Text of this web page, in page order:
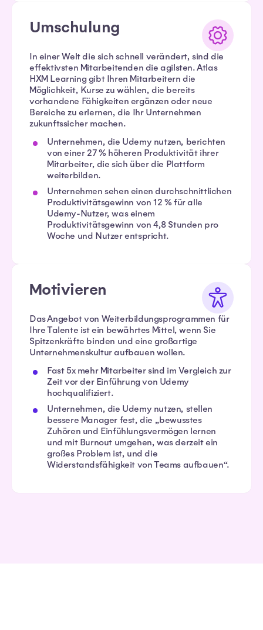
Umschulung
In einer Welt die sich schnell verändert, sind die
effektivsten Mitarbeitenden die agilsten. Atlas
HXM Learning gibt Ihren Mitarbeitern die
Möglichkeit, Kurse zu wählen, die bereits
vorhandene Fähigkeiten ergänzen oder neue
Bereiche zu erlernen, die Ihr Unternehmen
zukunftssicher machen.
Unternehmen, die Udemy nutzen, berichten
von einer 27 % höheren Produktivität ihrer
Mitarbeiter, die sich über die Plattform
weiterbilden.
Unternehmen sehen einen durchschnittlichen
Produktivitätsgewinn von 12 % für alle
Udemy-Nutzer, was einem
Produktivitätsgewinn von 4,8 Stunden pro
Woche und Nutzer entspricht.
Motivieren
Das Angebot von Weiterbildungsprogrammen für
Ihre Talente ist ein bewährtes Mittel, wenn Sie
Spitzenkräfte binden und eine großartige
Unternehmenskultur aufbauen wollen.
Fast 5x mehr Mitarbeiter sind im Vergleich zur
Zeit vor der Einführung von Udemy
hochqualifiziert.
Unternehmen, die Udemy nutzen, stellen
bessere Manager fest, die „bewusstes
Zuhören und Einfühlungsvermögen lernen
und mit Burnout umgehen, was derzeit ein
großes Problem ist, und die
Widerstandsfähigkeit von Teams aufbauen“.